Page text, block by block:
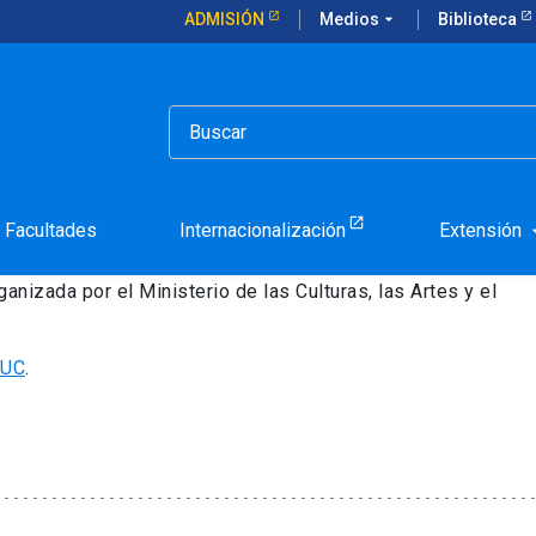
ADMISIÓN Medios arrow_drop_down Biblioteca
Facultades Internacionalización Extensión
del Patrimonio, una celebración impulsada por el
por el Ministerio de las Culturas, las Artes y el
.